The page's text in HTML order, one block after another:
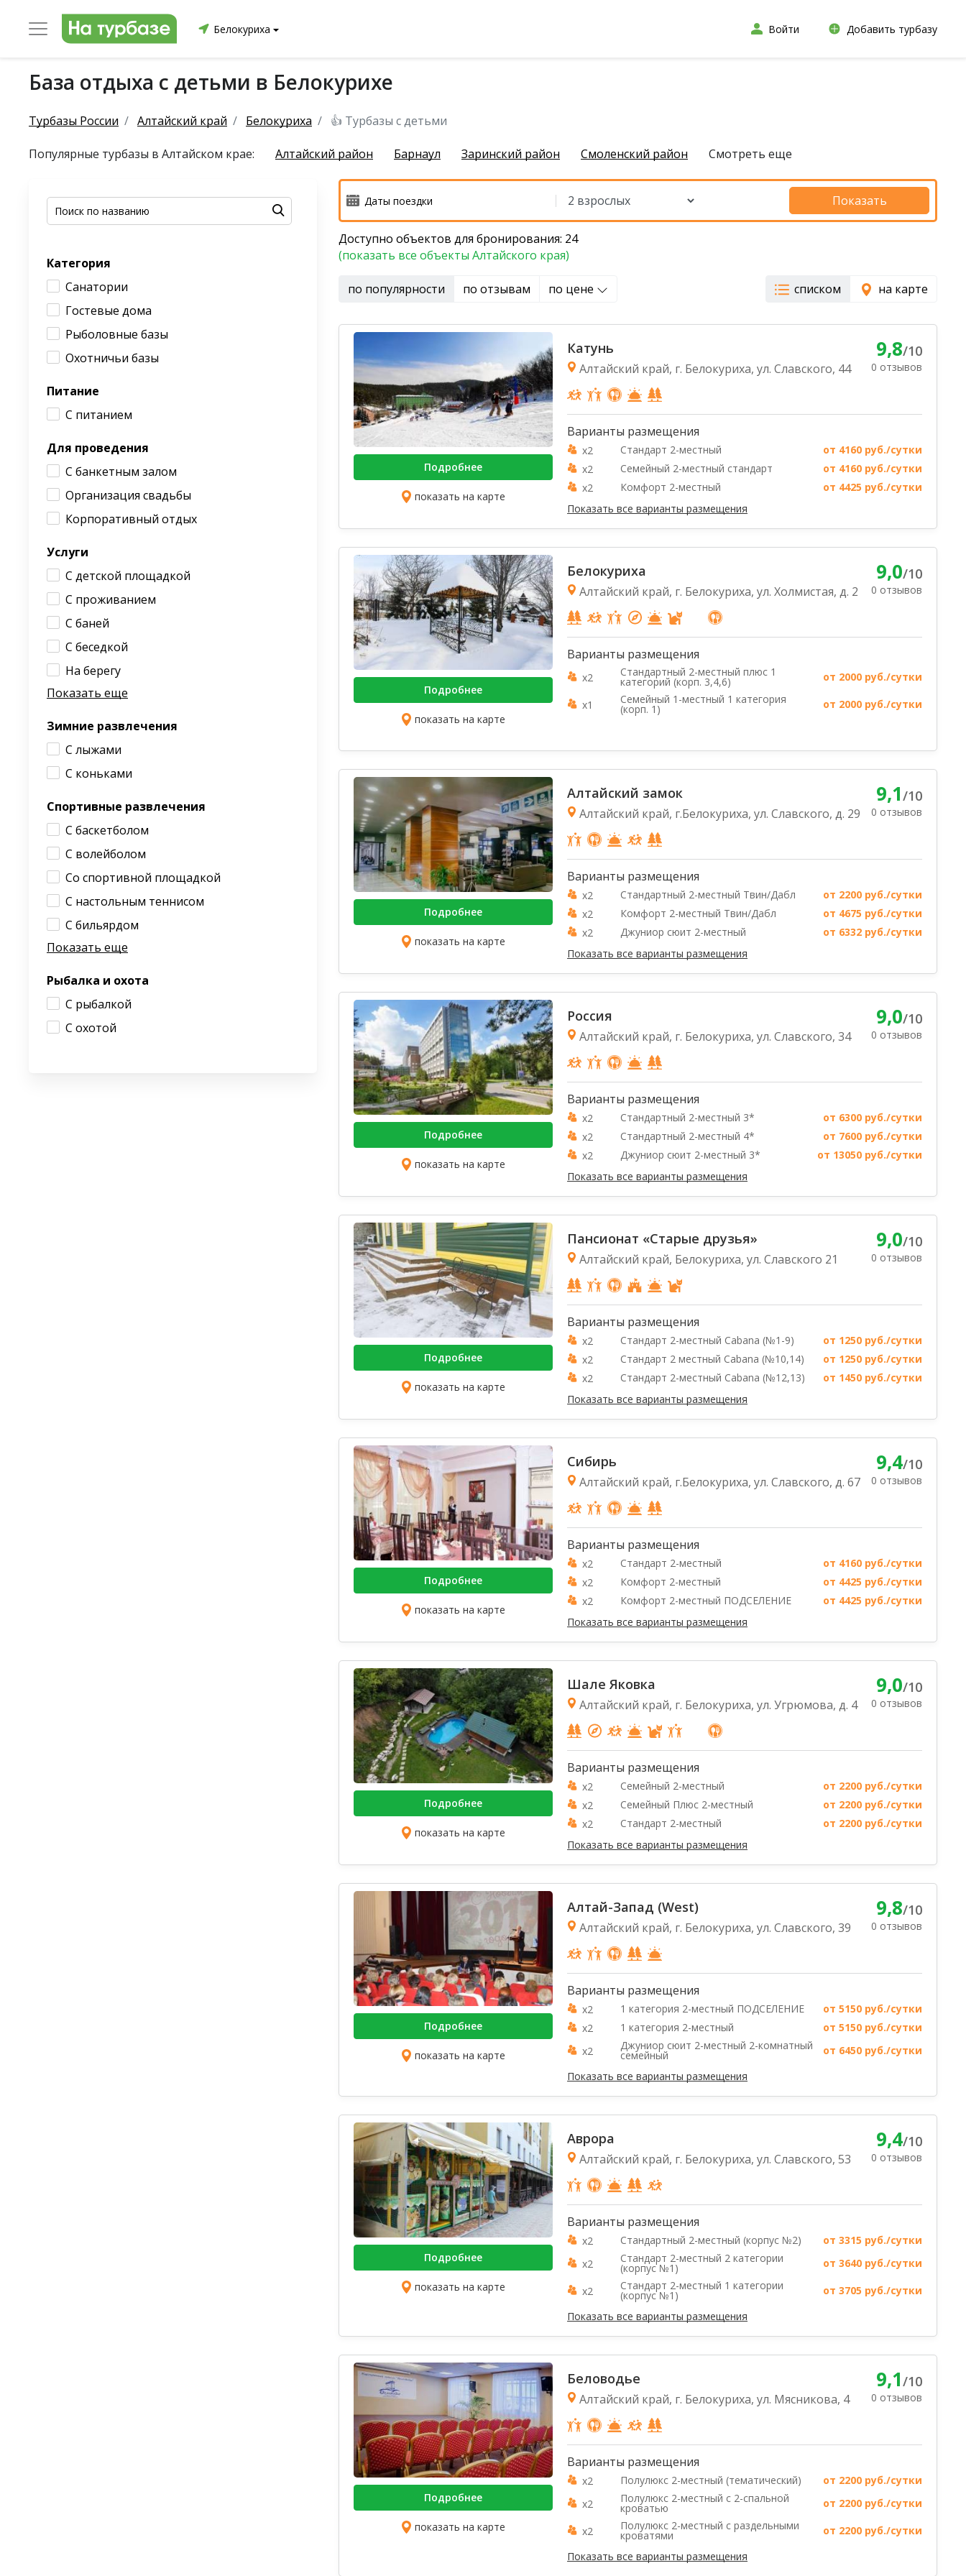
Белокуриха Войти Добавить турбазу
База отдыха с детьми в Белокурихе
Турбазы России Алтайский край Белокуриха 👍 Турбазы с детьми
Популярные турбазы в Алтайском крае: Алтайский район Барнаул Заринский район Смоленский район Смотреть еще
Категория
Санатории
Гостевые дома
Рыболовные базы
Охотничьи базы
Питание
С питанием
Для проведения
С банкетным залом
Организация свадьбы
Корпоративный отдых
Услуги
С детской площадкой
С проживанием
С баней
С беседкой
На берегу
Показать еще
Зимние развлечения
С лыжами
С коньками
Спортивные развлечения
С баскетболом
С волейболом
Со спортивной площадкой
С настольным теннисом
С бильярдом
Показать еще
Рыбалка и охота
С рыбалкой
С охотой
Показать
Доступно объектов для бронирования: 24
(показать все объекты Алтайского края)
по популярности по отзывам по цене списком на карте
Подробнее
показать на карте
Катунь
Алтайский край, г. Белокуриха, ул. Славского, 44
9,8/10
0 отзывов
Варианты размещения
x2 Стандарт 2-местный
от 4160 руб./сутки
x2
Семейный 2-местный стандарт
от 4160 руб./сутки
x2
Комфорт 2-местный
от 4425 руб./сутки
Показать все варианты размещения
Подробнее
показать на карте
Белокуриха
Алтайский край, г. Белокуриха, ул. Холмистая, д. 2
9,0/10
0 отзывов
Варианты размещения
x2 Стандартный 2-местный плюс 1
категорий (корп. 3,4,6) от 2000 руб./сутки
x1 Семейный 1-местный 1 категория
(корп. 1) от 2000 руб./сутки
Подробнее
показать на карте
Алтайский замок
Алтайский край, г.Белокуриха, ул. Славского, д. 29
9,1/10
0 отзывов
Варианты размещения
x2 Стандартный 2-местный Твин/Дабл
от 2200 руб./сутки
x2
Комфорт 2-местный Твин/Дабл
от 4675 руб./сутки
x2
Джуниор сюит 2-местный
от 6332 руб./сутки
Показать все варианты размещения
Подробнее
показать на карте
Россия
Алтайский край, г. Белокуриха, ул. Славского, 34
9,0/10
0 отзывов
Варианты размещения
x2 Стандартный 2-местный 3*
от 6300 руб./сутки
x2
Стандартный 2-местный 4*
от 7600 руб./сутки
x2
Джуниор сюит 2-местный 3*
от 13050 руб./сутки
Показать все варианты размещения
Подробнее
показать на карте
Пансионат «Старые друзья»
Алтайский край, Белокуриха, ул. Славского 21
9,0/10
0 отзывов
Варианты размещения
x2 Стандарт 2-местный Cabana (№1-9)
от 1250 руб./сутки
x2
Стандарт 2 местный Cabana (№10,14)
от 1250 руб./сутки
x2
Стандарт 2-местный Cabana (№12,13)
от 1450 руб./сутки
Показать все варианты размещения
Подробнее
показать на карте
Сибирь
Алтайский край, г.Белокуриха, ул. Славского, д. 67
9,4/10
0 отзывов
Варианты размещения
x2 Стандарт 2-местный
от 4160 руб./сутки
x2
Комфорт 2-местный
от 4425 руб./сутки
x2
Комфорт 2-местный ПОДСЕЛЕНИЕ
от 4425 руб./сутки
Показать все варианты размещения
Подробнее
показать на карте
Шале Яковка
Алтайский край, г. Белокуриха, ул. Угрюмова, д. 4
9,0/10
0 отзывов
Варианты размещения
x2 Семейный 2-местный
от 2200 руб./сутки
x2
Семейный Плюс 2-местный
от 2200 руб./сутки
x2
Стандарт 2-местный
от 2200 руб./сутки
Показать все варианты размещения
Подробнее
показать на карте
Алтай-Запад (West)
Алтайский край, г. Белокуриха, ул. Славского, 39
9,8/10
0 отзывов
Варианты размещения
x2 1 категория 2-местный ПОДСЕЛЕНИЕ
от 5150 руб./сутки
x2
1 категория 2-местный
от 5150 руб./сутки
x2
Джуниор сюит 2-местный 2-комнатный
семейный
от 6450 руб./сутки
Показать все варианты размещения
Подробнее
показать на карте
Аврора
Алтайский край, г. Белокуриха, ул. Славского, 53
9,4/10
0 отзывов
Варианты размещения
x2 Стандартный 2-местный (корпус №2)
от 3315 руб./сутки
x2
Стандарт 2-местный 2 категории
(корпус №1) от 3640 руб./сутки
x2 Стандарт 2-местный 1 категории
(корпус №1)
от 3705 руб./сутки
Показать все варианты размещения
Подробнее
показать на карте
Беловодье
Алтайский край, г. Белокуриха, ул. Мясникова, 4
9,1/10
0 отзывов
Варианты размещения
x2 Полулюкс 2-местный (тематический)
от 2200 руб./сутки
x2
Полулюкс 2-местный с 2-спальной
кроватью от 2200 руб./сутки
x2 Полулюкс 2-местный с раздельными
кроватями
от 2200 руб./сутки
Показать все варианты размещения
Онежский район
Приморский район